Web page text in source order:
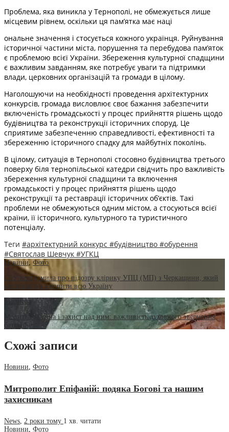
Проблема, яка виникла у Тернополі, не обмежується лише
місцевим рівнем, оскільки ця пам’ятка має наці
ональне значення і стосується кожного українця. Руйнування
історичної частини міста, порушення та перебудова пам’яток
є проблемою всієї України. Збереження культурної спадщини
є важливим завданням, яке потребує уваги та підтримки
влади, церковних організацій та громади в цілому.
Наголошуючи на необхідності проведення архітектурних
конкурсів, громада висловлює своє бажання забезпечити
включеність громадськості у процес прийняття рішень щодо
будівництва та реконструкції історичних споруд. Це
сприятиме забезпеченню справедливості, ефективності та
збереженню історичного спадку для майбутніх поколінь.
В цілому, ситуація в Тернополі стосовно будівництва третього
поверху біля тернопільської катедри свідчить про важливість
збереження культурної спадщини та включення
громадськості у процес прийняття рішень щодо
реконструкції та реставрації історичних об’єктів. Такі
проблеми не обмежуються одним містом, а стосуються всієї
країни, її історичного, культурного та туристичного
потенціалу.
Теги #архітектурний конкурс #будівництво #обурення
#Святослав Шевчук #УГКЦ
Новини Фото
СБУ повідомила про підозру клірику УПЦ (МП) з Черкащини, який
закликав рф захопити всю Україну
Молитва
Молитва за сина і захист над ним: важливість духовного звернення
батьків
Схожі записи
Новини, Фото
Митрополит Епіфаній: подяка Богові та нашим
захисникам
News, 2 роки тому 1 хв. читати
Новини, Фото